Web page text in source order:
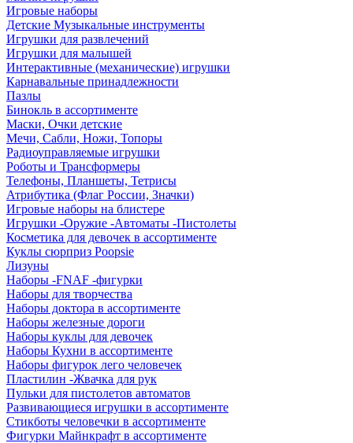
Игровые наборы
Детские Музыкальные инструменты
Игрушки для развлечений
Игрушки для малышей
Интерактивные (механические) игрушки
Карнавальные принадлежности
Пазлы
Бинокль в ассортименте
Маски, Очки детские
Мечи, Сабли, Ножи, Топоры
Радиоуправляемые игрушки
Роботы и Трансформеры
Телефоны, Планшеты, Тетрисы
Атрибутика (Флаг России, Значки)
Игровые наборы на блистере
Игрушки -Оружие -Автоматы -Пистолеты
Косметика для девочек в ассортименте
Куклы сюрприз Poopsie
Лизуны
Наборы -FNAF -фигурки
Наборы для творчества
Наборы доктора в ассортименте
Наборы железные дороги
Наборы куклы для девочек
Наборы Кухни в ассортименте
Наборы фигурок лего человечек
Пластилин -Жвачка для рук
Пульки для пистолетов автоматов
Развивающиеся игрушки в ассортименте
Стикботы человечки в ассортименте
Фигурки Майнкрафт в ассортименте